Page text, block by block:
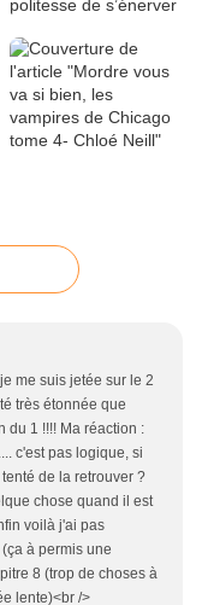
me suis jetée sur le 2
très étonnée que
du 1 !!!! Ma réaction :
c'est pas logique, si
de la retrouver ?
chose quand il est
voilà j'ai pas
à permis une
8 (trop de choses à
lente)<br />